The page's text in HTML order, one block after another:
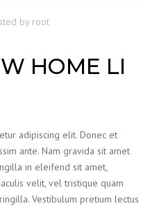
by root
HOME LI
adipiscing elit. Donec et
ante. Nam gravida sit amet
in eleifend sit amet,
velit, vel tristique quam
Vestibulum pretium lectus